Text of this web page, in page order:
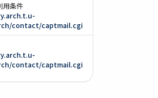
用条件
contact/captmail.cgi
contact/captmail.cgi